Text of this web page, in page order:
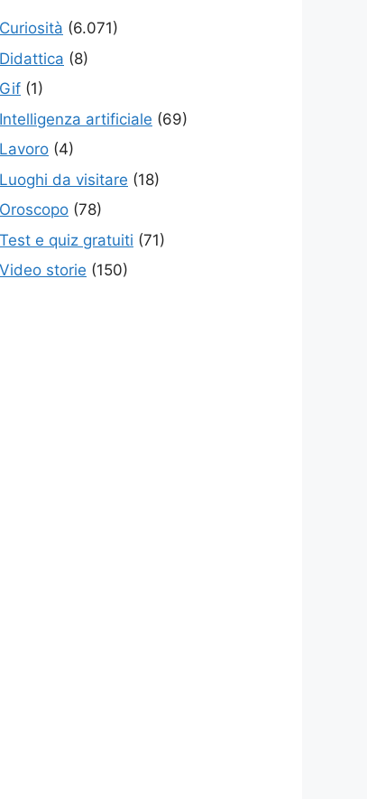
Curiosità (6.071)
Didattica (8)
Gif (1)
Intelligenza artificiale (69)
Lavoro (4)
Luoghi da visitare (18)
Oroscopo (78)
Test e quiz gratuiti (71)
Video storie (150)